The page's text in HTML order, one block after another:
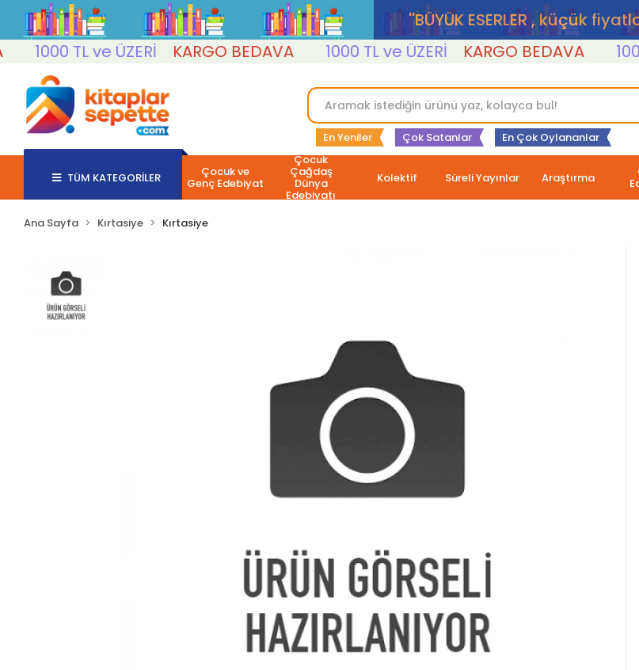
''BÜYÜK ESERLER , küçük
1000 TL ve ÜZERİ
KARGO BEDAVA 1000 TL ve ÜZERİ KARGO BEDAVA 1000
En Yeniler Çok Satanlar En Çok Oylananlar
TÜM KATEGORİLER Çocuk ve
Genç Edebiyat
Çocuk
Çağdaş
Dünya
Edebiyatı
Kolektif Süreli Yayınlar Araştırma
Ana Sayfa Kırtasiye Kırtasiye